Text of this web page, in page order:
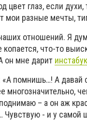
цвет глаз, если
разные мечты,
отношений. Я
копается, что-то
он мне дарит инстабук
помнишь…! А давай
многозначительно,
– а он аж
- и у самой